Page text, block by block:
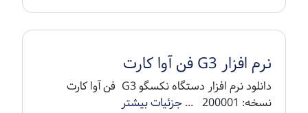
نرم افزار G3 فن آوا کارت
دانلود نرم افزار دستگاه نکسگو G3 فن آوا کارت
نسخه: 200001 ...
جزئیات بیشتر